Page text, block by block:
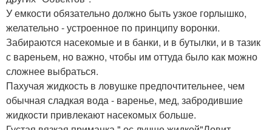
У емкости обязательно должно быть узкое горлышко,
желательно - устроенное по принципу воронки.
Забираются насекомые и в банки, и в бутылки, и в тазик
с вареньем, но важно, чтобы им оттуда было как можно
сложнее выбраться.
Пахучая жидкость в ловушке предпочтительнее, чем
обычная сладкая вода - варенье, мед, забродившие
жидкости привлекают насекомых больше.